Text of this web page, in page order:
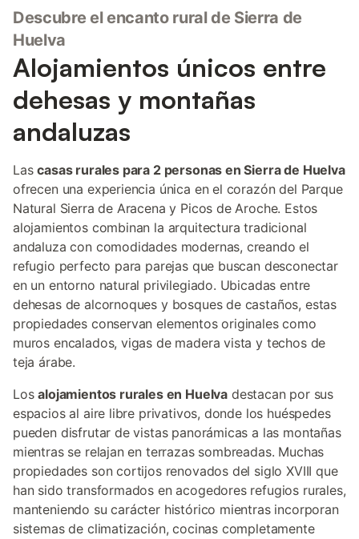
Descubre el encanto rural de Sierra de
Huelva
Alojamientos únicos entre
dehesas y montañas
andaluzas
Lascasas rurales para 2 personas en Sierra de Huelva
ofrecen una experiencia única en el corazón del Parque
Natural Sierra de Aracena y Picos de Aroche. Estos
alojamientos combinan la arquitectura tradicional
andaluza con comodidades modernas, creando el
refugio perfecto para parejas que buscan desconectar
en un entorno natural privilegiado. Ubicadas entre
dehesas de alcornoques y bosques de castaños, estas
propiedades conservan elementos originales como
muros encalados, vigas de madera vista y techos de
teja árabe.
Losalojamientos rurales en Huelva destacan por sus
espacios al aire libre privativos, donde los huéspedes
pueden disfrutar de vistas panorámicas a las montañas
mientras se relajan en terrazas sombreadas. Muchas
propiedades son cortijos renovados del siglo XVIII que
han sido transformados en acogedores refugios rurales,
manteniendo su carácter histórico mientras incorporan
sistemas de climatización, cocinas completamente